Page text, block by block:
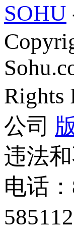
SOHU
Rights
公司
违法
电话